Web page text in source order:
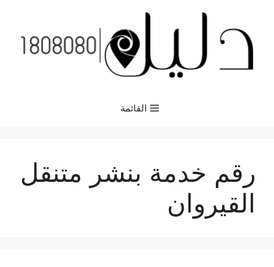
المحتوى
القائمة
رقم خدمة بنشر متنقل
القيروان